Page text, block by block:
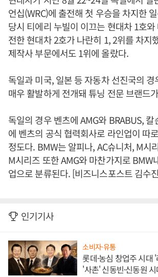
언십(WRC)에 출전해 첫 우승을 차지한
당시 티에리 누빌이 이끄는 현대차 1호
전한 현대차 2호가 나란히 1, 2위를 차지
제작사 부문에서도 1위에 올랐다.
독일과 미국, 일본 등 자동차 선진국의
매우 활발하게 전개돼 튜닝 전문 브랜드
독일의 경우 벤츠에 AMG와 BRABUS,
에 벤츠의 공식 협력회사로 라인업이 따
정도다. BMW는 알피나, AC슈니처, M시
M시리즈 또한 AMG와 마찬가지로 BMW
업으로 분류된다. [비즈니스포스트 김수
인기기사
소비자·유통
롯데·농심 창업주 시대
'사촌' 신동빈·신동원